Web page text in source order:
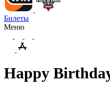
Билеты
Меню
Happy